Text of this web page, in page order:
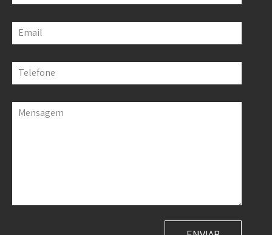
Email
Telefone
Mensagem